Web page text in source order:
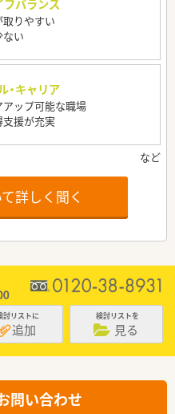
バランス
取りやすい
い
・キャリア
アップ可能な職場
支援が充実
詳しく聞く
討リストに
追加
検討リストを
見る
問い合わせ